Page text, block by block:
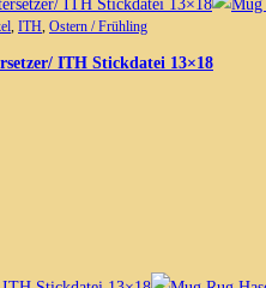
, ITH, Ostern / Frühling
ITH Stickdatei 13×18